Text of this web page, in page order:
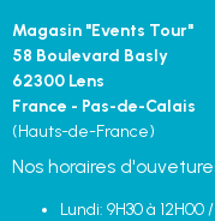
Magasin "Events Tour"
58 Boulevard Basly
62300 Lens
France - Pas-de-Calais
(Hauts-de-France)
Nos horaires
Lundi: 9H30 à 12H00